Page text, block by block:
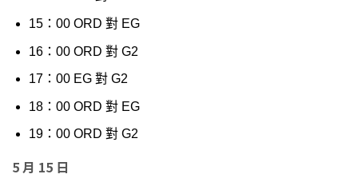
15：00 ORD 對 EG
16：00 ORD 對 G2
17：00 EG 對 G2
18：00 ORD 對 EG
19：00 ORD 對 G2
5 月 15 日